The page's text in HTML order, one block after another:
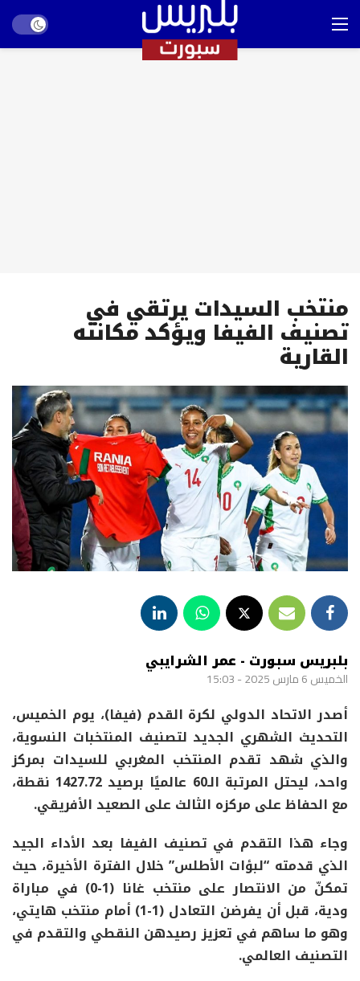
mode
منتخب السيدات يرتقي في
تصنيف الفيفا ويؤكد مكانته
القارية
بلبريس سبورت - عمر الشرايبي
الخميس 6 مارس 2025 - 15:03
أصدر الاتحاد الدولي لكرة القدم (فيفا)، يوم الخميس،
التحديث الشهري الجديد لتصنيف المنتخبات النسوية،
والذي شهد تقدم المنتخب المغربي للسيدات بمركز
واحد، ليحتل المرتبة الـ60 عالميًا برصيد 1427.72 نقطة
،
مع الحفاظ على مركزه الثالث على الصعيد الأفريقي.
وجاء هذا التقدم في تصنيف الفيفا بعد الأداء الجيد
الذي قدمته “لبؤات الأطلس”خلال الفترة الأخيرة، حيث
تمكنّ من الانتصار على منتخب غانا (1-0)
في مباراة
ودية، قبل أن يفرضن التعادل (1-1)
أمام منتخب هايتي،
وهو ما ساهم في تعزيز رصيدهن النقطي والتقدم في
التصنيف العالمي.